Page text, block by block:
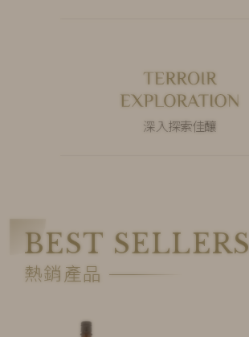
深入探索佳釀
BEST SELLERS
熱銷產品